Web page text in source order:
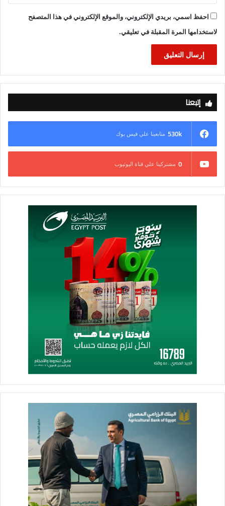
احفظ اسمي، بريدي الإلكتروني، والموقع الإلكتروني في هذا المتصفح
لاستخدامها المرة المقبلة في تعليقي.
إتبعنا
530k متابعينا علي فيس بوك
0 مشتركينا علي قناة اليوتيوب